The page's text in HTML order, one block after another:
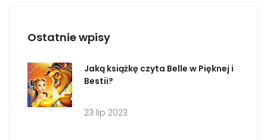
Ostatnie wpisy
Jaką książkę czyta Belle w Pięknej i
Bestii?
23 lip 2023